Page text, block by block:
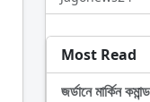
Most Read
জর্ডানে মার্কিন